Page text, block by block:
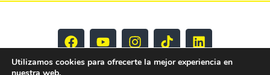
Utilizamos cookies para ofrecerte la mejor experiencia en